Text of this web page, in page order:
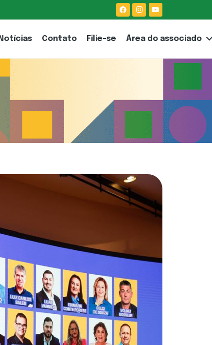
Notícias Contato Filie-se Área do associado